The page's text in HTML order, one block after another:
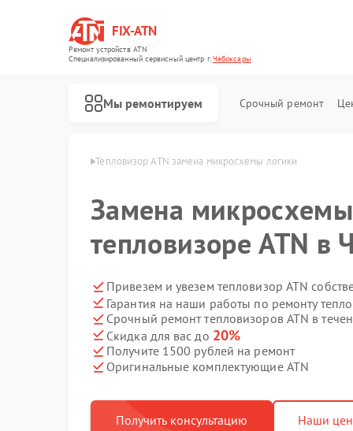
FIX-ATN
Ремонт устройств ATN
Специализированный cервисный центр г.Чебоксары
Мы ремонтируем Срочный ремонт
ATN в Чебоксарах Тепловизор ATN замена микросхемы логики
Замена
тепловизоре ATN в
Привезем и увезем тепловизор ATN
Гарантия на наши работы по ремонту
Срочный ремонт тепловизоров ATN в
Скидка для вас до 20%
Получите 1500 рублей на ремонт
Оригинальные комплектующие ATN
Получить консультацию Наши